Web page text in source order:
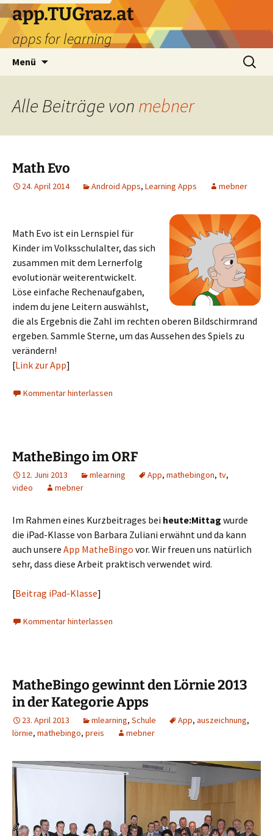
Zum
Inhalt
springen
app.TUGraz.at
apps for learning
Menü
Suchen
nach:
Alle Beiträge von mebner
Math Evo
24. April 2014 Android Apps, Learning Apps mebner
Math Evo ist ein Lernspiel für
Kinder im Volksschulalter, das sich
zusammen mit dem Lernerfolg
evolutionär weiterentwickelt.
Löse einfache Rechenaufgaben,
indem du jene Leitern auswählst,
die als Ergebnis die Zahl im rechten oberen Bildschirmrand
ergeben. Sammle Sterne, um das Aussehen des Spiels zu
verändern!
[Link zur App]
Kommentar hinterlassen
MatheBingo im ORF
12. Juni 2013 mlearning App, mathebingon, tv,
video
mebner
Im Rahmen eines Kurzbeitrages bei heute:Mittag wurde
die iPad-Klasse von Barbara Zuliani erwähnt und da kann
auch unsere App MatheBingo vor. Wir freuen uns natürlich
sehr, dass diese Arbeit praktisch verwendet wird.
[Beitrag iPad-Klasse]
Kommentar hinterlassen
MatheBingo gewinnt den Lörnie 2013
in der Kategorie Apps
23. April 2013 mlearning, Schule App, auszeichnung,
lörnie, mathebingo, preis mebner